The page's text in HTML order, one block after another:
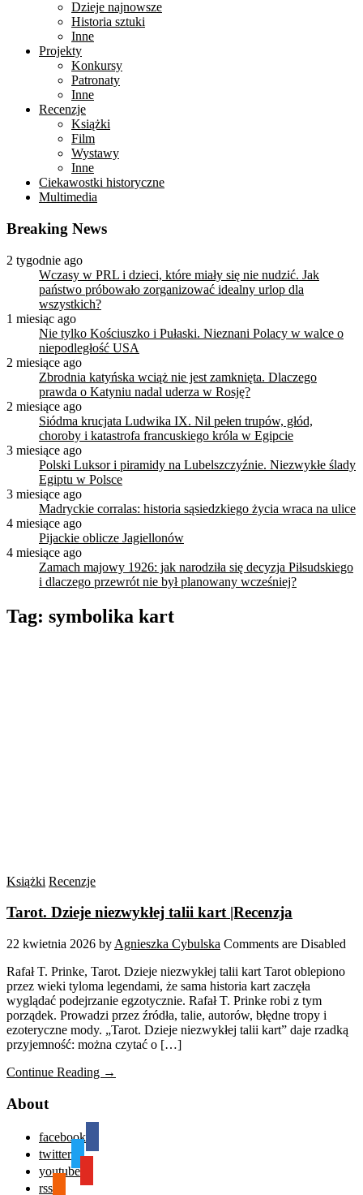
Dzieje najnowsze
Historia sztuki
Inne
Projekty
Konkursy
Patronaty
Inne
Recenzje
Książki
Film
Wystawy
Inne
Ciekawostki historyczne
Multimedia
Breaking News
2 tygodnie ago
Wczasy w PRL i dzieci, które miały się nie nudzić. Jak
państwo próbowało zorganizować idealny urlop dla
wszystkich?
1 miesiąc ago
Nie tylko Kościuszko i Pułaski. Nieznani Polacy w walce o
niepodległość USA
2 miesiące ago
Zbrodnia katyńska wciąż nie jest zamknięta. Dlaczego
prawda o Katyniu nadal uderza w Rosję?
2 miesiące ago
Siódma krucjata Ludwika IX. Nil pełen trupów, głód,
choroby i katastrofa francuskiego króla w Egipcie
3 miesiące ago
Polski Luksor i piramidy na Lubelszczyźnie. Niezwykłe ślady
Egiptu w Polsce
3 miesiące ago
Madryckie corralas: historia sąsiedzkiego życia wraca na ulice
4 miesiące ago
Pijackie oblicze Jagiellonów
4 miesiące ago
Zamach majowy 1926: jak narodziła się decyzja Piłsudskiego
i dlaczego przewrót nie był planowany wcześniej?
Tag: symbolika kart
Książki Recenzje
Tarot. Dzieje niezwykłej talii kart |Recenzja
22 kwietnia 2026 by Agnieszka Cybulska Comments are Disabled
Rafał T. Prinke, Tarot. Dzieje niezwykłej talii kart Tarot oblepiono
przez wieki tyloma legendami, że sama historia kart zaczęła
wyglądać podejrzanie egzotycznie. Rafał T. Prinke robi z tym
porządek. Prowadzi przez źródła, talie, autorów, błędne tropy i
ezoteryczne mody. „Tarot. Dzieje niezwykłej talii kart” daje rzadką
przyjemność: można czytać o […]
Continue Reading →
About
facebook
twitter
youtube
rss